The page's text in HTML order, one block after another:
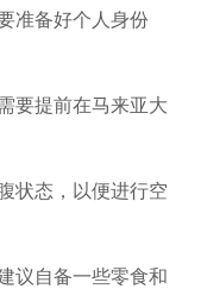
备好个人身份
提前在马来亚大
态，以便进行空
自备一些零食和